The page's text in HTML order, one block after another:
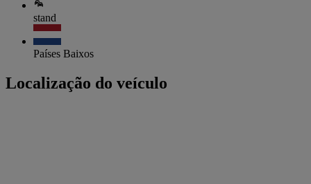
stand
Países Baixos
Localização do veículo